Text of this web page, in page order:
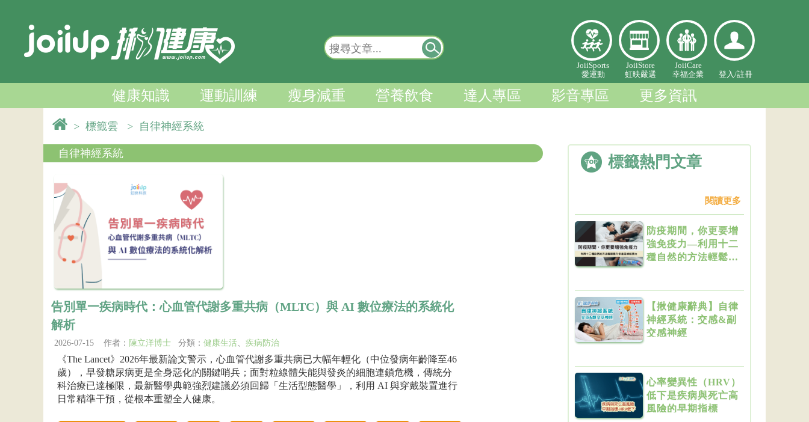
愛
運
動
虹映嚴
選
幸福企
業
人中心
JoiiSports
愛運動
JoiiStore
虹映嚴選
JoiiCare
幸福企業
登入/註冊
健康知識 運動訓練 瘦身減重 營養飲食 達人專區 影音專區 更多資訊
> 標籤雲 > 自律神經系統
自律神經系統
告別單一疾病時代：心血管代謝多重共病（MLTC）與 AI 數位療法的系統化
解析
2026-07-15 作者： 陳立洋博士 分類： 健康生活、 疾病防治
《The Lancet》2026年最新論文警示，心血管代謝多重共病已大幅年輕化（中位發病年齡降至46
歲），早發糖尿病更是全身惡化的關鍵哨兵；面對粒線體失能與發炎的細胞連鎖危機，傳統分
科治療已達極限，最新醫學典範強烈建議必須回歸「生活型態醫學」，利用 AI 與穿戴裝置進行
日常精準干預，從根本重塑全人健康。
標籤熱門文章
閱讀更多
防疫期間，你更要增
強免疫力—利用十二
種自然的方法輕鬆提
【揪健康辭典】自律
神經系統：交感&副
交感神經
心率變異性（HRV）
低下是疾病與死亡高
風險的早期指標